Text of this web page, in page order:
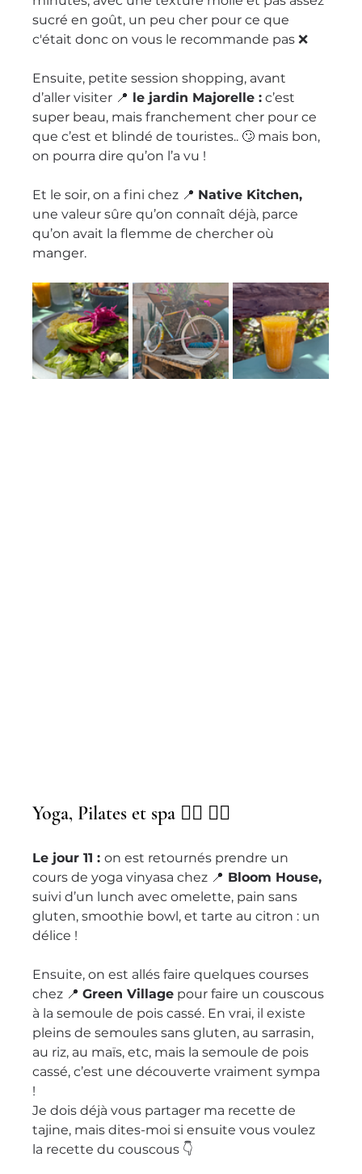
sucré en goût, un peu cher pour ce que
c'était donc on vous le recommande pas ❌
Ensuite, petite session shopping, avant
d’aller visiter 📍 le jardin Majorelle : c’est
super beau, mais franchement cher pour ce
que c’est et blindé de touristes.. 🙄 mais bon,
on pourra dire qu’on l’a vu !
Et le soir, on a fini chez 📍 Native Kitchen,
une valeur sûre qu’on connaît déjà, parce
qu’on avait la flemme de chercher où
manger.
Yoga, Pilates et spa 🧘‍♀️ 🧖‍♀️
Le jour 11 : on est retournés prendre un
cours de yoga vinyasa chez 📍 Bloom House,
suivi d’un lunch avec omelette, pain sans
gluten, smoothie bowl, et tarte au citron : un
délice !
Ensuite, on est allés faire quelques courses
chez 📍 Green Village pour faire un couscous
à la semoule de pois cassé. En vrai, il existe
pleins de semoules sans gluten, au sarrasin,
au riz, au maïs, etc, mais la semoule de pois
cassé, c’est une découverte vraiment sympa
!
Je dois déjà vous partager ma recette de
tajine, mais dites-moi si ensuite vous voulez
la recette du couscous 👇